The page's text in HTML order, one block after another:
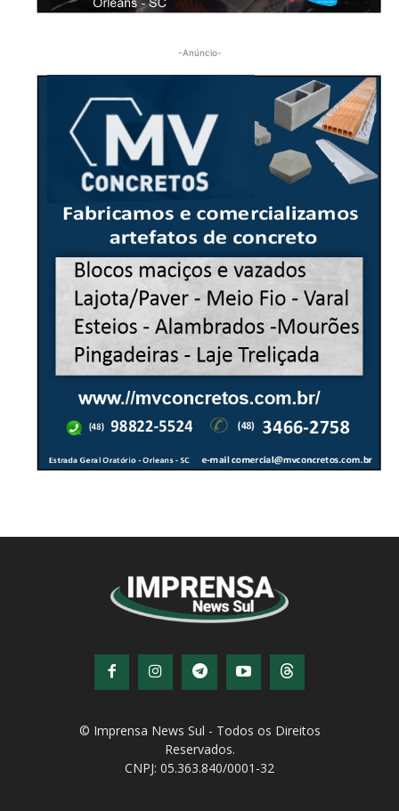
© Imprensa News Sul - Todos os Direitos
Reservados.
CNPJ: 05.363.840/0001-32
Desenvolvido porQiNetcom Agência Digital